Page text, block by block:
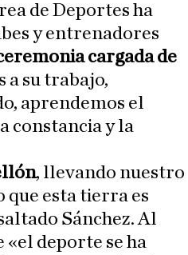
de Deportes ha
y entrenadores
cargada de
a su trabajo,
aprendemos el
constancia y la
, llevando nuestro
que esta tierra es
Sánchez. Al
«el deporte se ha